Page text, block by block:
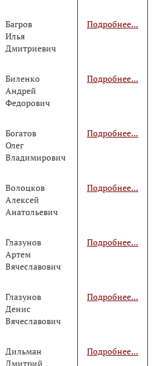
Багров
Илья
Дмитриевич
Подробнее...
Биленко
Андрей
Федорович
Подробнее...
Богатов
Олег
Владимирович
Подробнее...
Волоцков
Алексей
Анатольевич
Подробнее...
Глазунов
Артем
Вячеславович
Подробнее...
Глазунов
Денис
Вячеславович
Подробнее...
Дильман
Дмитрий
Подробнее...